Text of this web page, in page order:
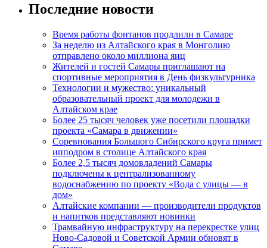
Последние новости
Время работы фонтанов продлили в Самаре
За неделю из Алтайского края в Монголию
отправлено около миллиона яиц
Жителей и гостей Самары приглашают на
спортивные мероприятия в День физкультурника
Технологии и мужество: уникальный
образовательный проект для молодежи в
Алтайском крае
Более 25 тысяч человек уже посетили площадки
проекта «Самара в движении»
Соревнования Большого Сибирского круга примет
ипподром в столице Алтайского края
Более 2,5 тысяч домовладений Самары
подключены к централизованному
водоснабжению по проекту «Вода с улицы — в
дом»
Алтайские компании — производители продуктов
и напитков представляют новинки
Трамвайную инфраструктуру на перекрестке улиц
Ново-Садовой и Советской Армии обновят в